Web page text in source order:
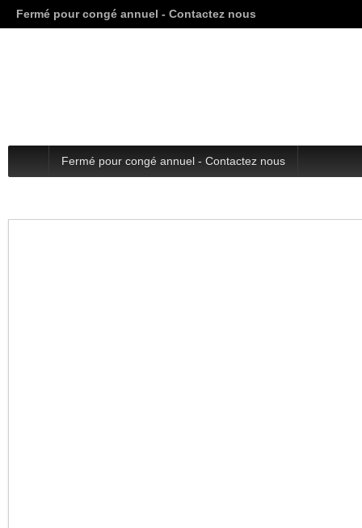
Fermé pour congé annuel - Contactez nous
Fermé pour congé annuel - Contactez nous